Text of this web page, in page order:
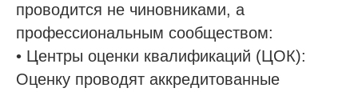
проводится не чиновниками, а
профессиональным сообществом:
• Центры оценки квалификаций (ЦОК):
Оценку проводят аккредитованные